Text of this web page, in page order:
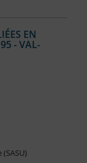
EN
- VAL-